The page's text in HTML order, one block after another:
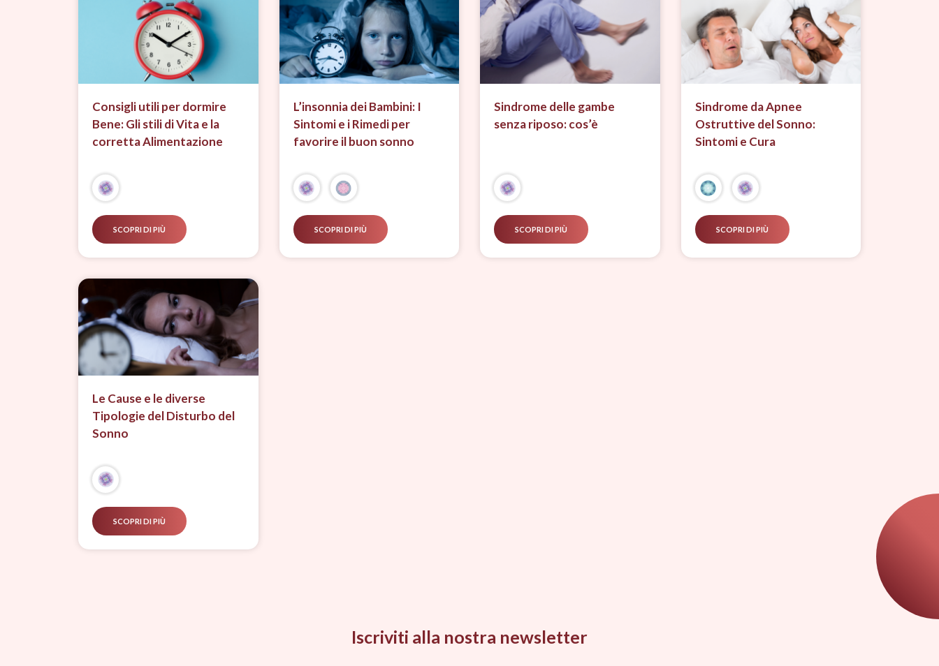
Consigli utili per dormire
Bene: Gli stili di Vita e la
corretta Alimentazione
SCOPRI DI PIÙ
L’insonnia dei Bambini: I
Sintomi e i Rimedi per
favorire il buon sonno
SCOPRI DI PIÙ
Sindrome delle gambe
senza riposo: cos’è
SCOPRI DI PIÙ
Sindrome da Apnee
Ostruttive del Sonno:
Sintomi e Cura
SCOPRI DI PIÙ
Le Cause e le diverse
Tipologie del Disturbo del
Sonno
SCOPRI DI PIÙ
Iscriviti alla nostra newsletter